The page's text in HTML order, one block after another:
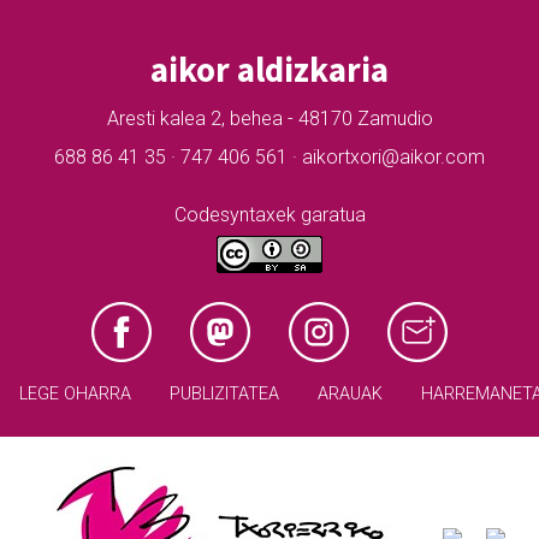
aikor aldizkaria
Aresti kalea 2, behea - 48170 Zamudio
688 86 41 35 · 747 406 561 · aikortxori@aikor.com
Codesyntaxek garatua
LEGE OHARRA PUBLIZITATEA ARAUAK